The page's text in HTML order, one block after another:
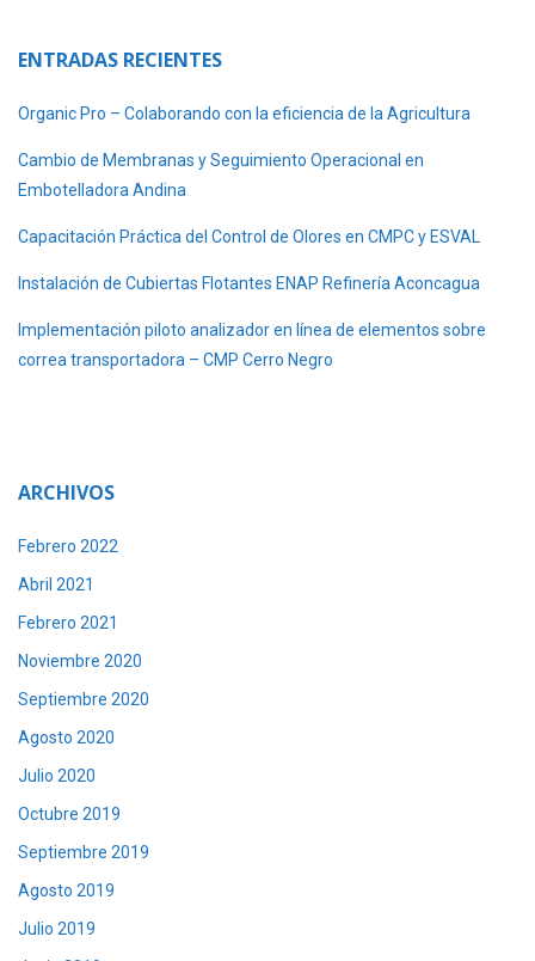
ENTRADAS RECIENTES
Organic Pro – Colaborando con la eficiencia de la Agricultura
Cambio de Membranas y Seguimiento Operacional en
Embotelladora Andina
Capacitación Práctica del Control de Olores en CMPC y ESVAL
Instalación de Cubiertas Flotantes ENAP Refinería Aconcagua
Implementación piloto analizador en línea de elementos sobre
correa transportadora – CMP Cerro Negro
ARCHIVOS
Febrero 2022
Abril 2021
Febrero 2021
Noviembre 2020
Septiembre 2020
Agosto 2020
Julio 2020
Octubre 2019
Septiembre 2019
Agosto 2019
Julio 2019